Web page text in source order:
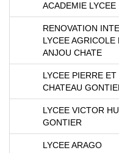
ACADEMIE LYCEE
RENOVATION
LYCEE AGRICOLE
ANJOU CHATE
LYCEE PIERRE
CHATEAU
LYCEE VICTOR
GONTIER
LYCEE ARAGO